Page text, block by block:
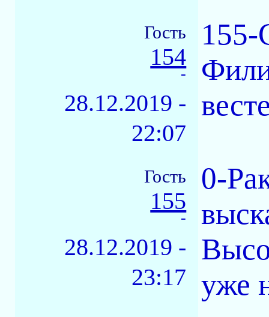
Гость
154
-
28.12.2019 -
22:07
Гость
155
-
28.12.2019 -
23:17
0-
уже